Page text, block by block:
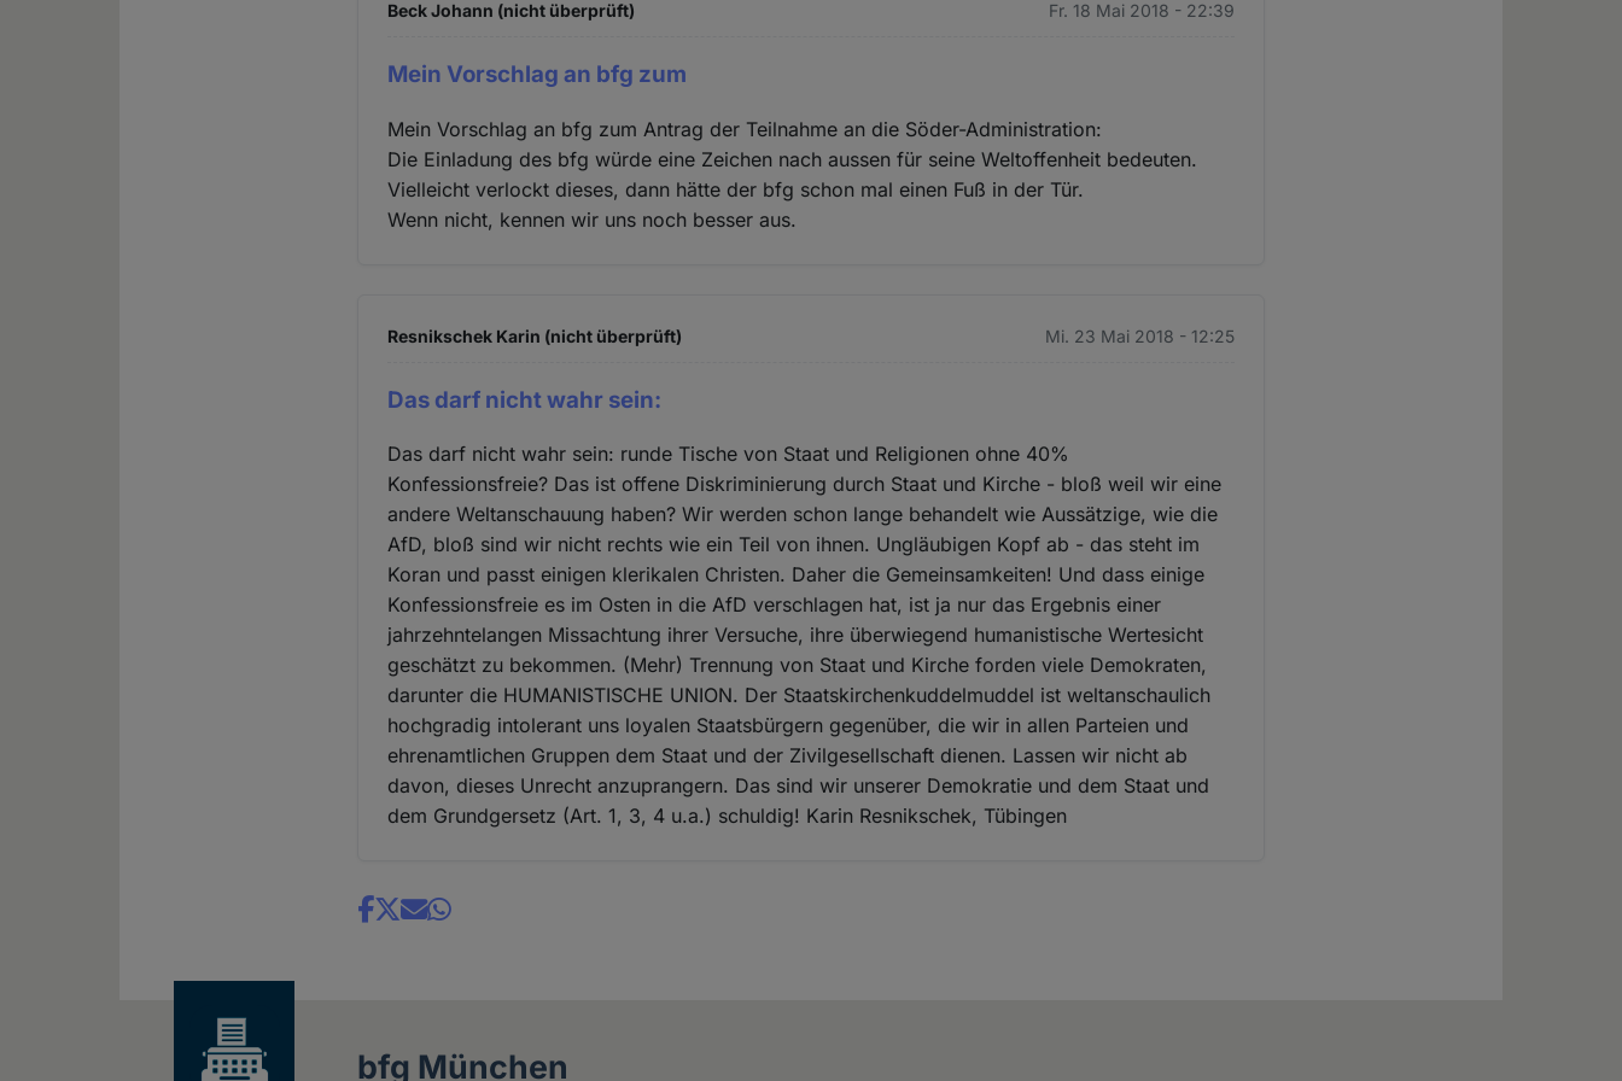
Beck Johann (nicht überprüft) Fr. 18 Mai 2018 - 22:39
Mein Vorschlag an bfg zum
Mein Vorschlag an bfg zum Antrag der Teilnahme an die Söder-Administration:
Die Einladung des bfg würde eine Zeichen nach aussen für seine Weltoffenheit bedeuten.
Vielleicht verlockt dieses, dann hätte der bfg schon mal einen Fuß in der Tür.
Wenn nicht, kennen wir uns noch besser aus.
Resnikschek Karin (nicht überprüft) Mi. 23 Mai 2018 - 12:25
Das darf nicht wahr sein:
Das darf nicht wahr sein: runde Tische von Staat und Religionen ohne 40%
Konfessionsfreie? Das ist offene Diskriminierung durch Staat und Kirche - bloß weil wir eine
andere Weltanschauung haben? Wir werden schon lange behandelt wie Aussätzige, wie die
AfD, bloß sind wir nicht rechts wie ein Teil von ihnen. Ungläubigen Kopf ab - das steht im
Koran und passt einigen klerikalen Christen. Daher die Gemeinsamkeiten! Und dass einige
Konfessionsfreie es im Osten in die AfD verschlagen hat, ist ja nur das Ergebnis einer
jahrzehntelangen Missachtung ihrer Versuche, ihre überwiegend humanistische Wertesicht
geschätzt zu bekommen. (Mehr) Trennung von Staat und Kirche forden viele Demokraten,
darunter die HUMANISTISCHE UNION. Der Staatskirchenkuddelmuddel ist weltanschaulich
hochgradig intolerant uns loyalen Staatsbürgern gegenüber, die wir in allen Parteien und
ehrenamtlichen Gruppen dem Staat und der Zivilgesellschaft dienen. Lassen wir nicht ab
davon, dieses Unrecht anzuprangern. Das sind wir unserer Demokratie und dem Staat und
dem Grundgersetz (Art. 1, 3, 4 u.a.) schuldig! Karin Resnikschek, Tübingen
Share
bfg München